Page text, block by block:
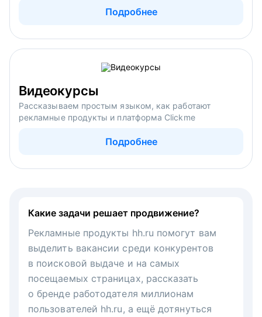
Подробнее
Видеокурсы
Рассказываем простым языком, как работают
рекламные продукты и платформа Clickme
Подробнее
Какие задачи решает продвижение?
Рекламные продукты hh.ru помогут вам
выделить вакансии среди конкурентов
в поисковой выдаче и на самых
посещаемых страницах, рассказать
о бренде работодателя миллионам
пользователей hh.ru, а ещё дотянуться